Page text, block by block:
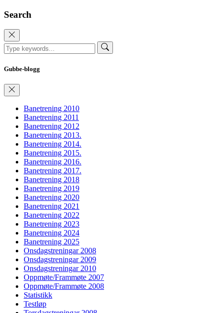
Search
Gubbe-blogg
Banetrening 2010
Banetrening 2011
Banetrening 2012
Banetrening 2013.
Banetrening 2014.
Banetrening 2015.
Banetrening 2016.
Banetrening 2017.
Banetrening 2018
Banetrening 2019
Banetrening 2020
Banetrening 2021
Banetrening 2022
Banetrening 2023
Banetrening 2024
Banetrening 2025
Onsdagstreningar 2008
Onsdagstreningar 2009
Onsdagstreningar 2010
Oppmøte/Frammøte 2007
Oppmøte/Frammøte 2008
Statistikk
Testløp